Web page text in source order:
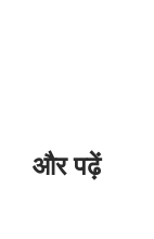
और पढ़ें